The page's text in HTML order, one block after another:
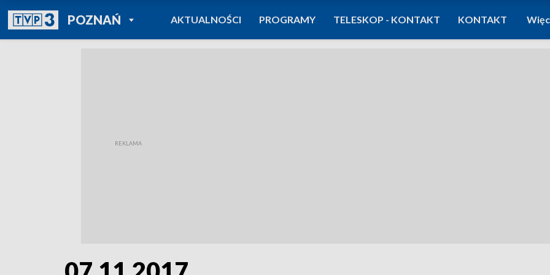
POZNAŃPOWRÓT DO
TVP REGIONY
AKTUALNOŚCI PROGRAMY TELESKOP - KONTAKT KONTAKT